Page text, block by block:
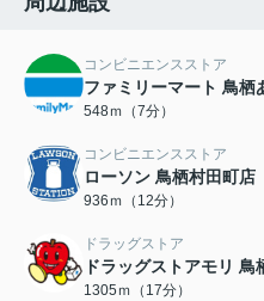
コンビニエンスストア
ファミリーマート 鳥栖
548ｍ（7分）
コンビニエンスストア
ローソン 鳥栖村田町店
936ｍ（12分）
ドラッグストア
ドラッグストアモリ 鳥
1305ｍ（17分）